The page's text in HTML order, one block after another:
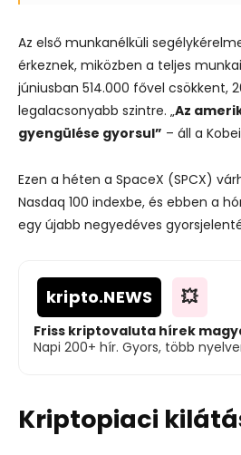
Az első munkanélküli
érkeznek, miközben a teljes
júniusban 514.000 fővel csökkent,
legalacsonyabb szintre. „Az
gyengülése gyorsul” – áll a
Ezen a héten a SpaceX (SPCX)
Nasdaq 100 indexbe, és ebben a
egy újabb negyedéves
kripto.NEWS 💥
Friss kriptovaluta hírek
Napi 200+ hír. Gyors, több
Kriptopiaci